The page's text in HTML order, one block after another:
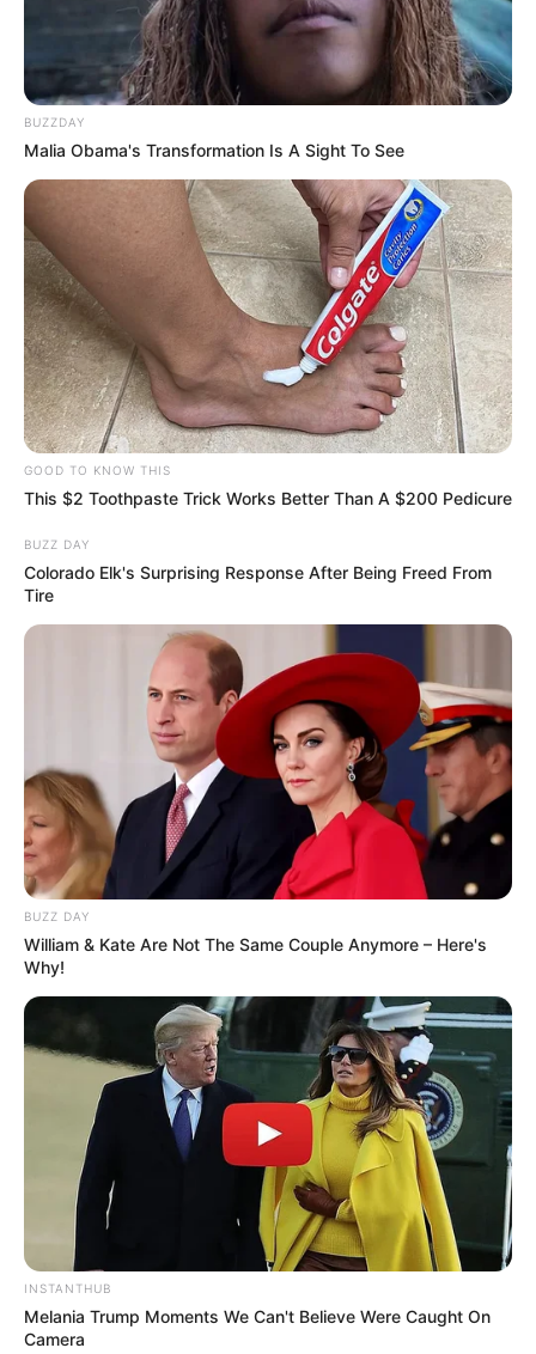
BUZZDAY
Malia Obama's Transformation Is A Sight To See
GOOD TO KNOW THIS
This $2 Toothpaste Trick Works Better Than A $200 Pedicure
BUZZ DAY
Colorado Elk's Surprising Response After Being Freed From
Tire
BUZZ DAY
William & Kate Are Not The Same Couple Anymore – Here's
Why!
INSTANTHUB
Melania Trump Moments We Can't Believe Were Caught On
Camera